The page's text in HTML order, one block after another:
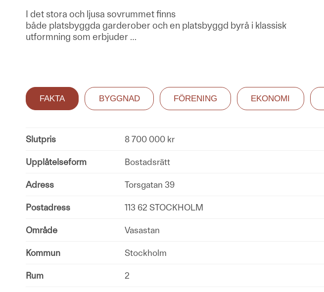
I det stora och ljusa sovrummet finns
både platsbyggda garderober och en platsbyggd byrå i klassisk
utformning som erbjuder …
FAKTA BYGGNAD FÖRENING EKONOMI
Slutpris 8 700 000 kr
Upplåtelseform Bostadsrätt
Adress Torsgatan 39
Postadress 113 62 STOCKHOLM
Område Vasastan
Kommun Stockholm
Rum 2